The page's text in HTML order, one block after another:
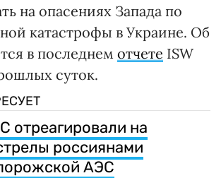
на опасениях Запада по
катастрофы в Украине. Об
в последнем отчете ISW
суток.
отреагировали на
россиянами
АЭС